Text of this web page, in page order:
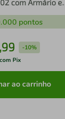
com Armário e
pontos
,99 -10%
Pix
ao carrinho